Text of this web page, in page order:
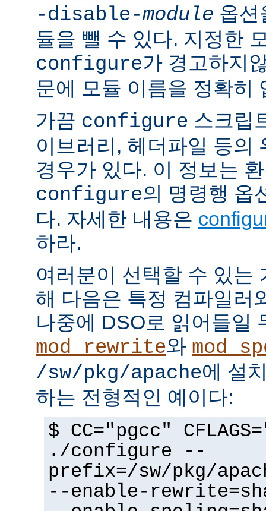
-disable-module 옵션
듈을 뺄 수 있다. 지정한
configure가 경고하지
문에 모듈 이름을 정확히
가끔 configure 스크립
이브러리, 헤더파일 등의
경우가 있다. 이 정보는
configure의 명령행 옵
다. 자세한 내용은
하라.
여러분이 선택할 수 있는
해 다음은 특정 컴파일러
나중에 DSO로 읽어들일
mod_rewrite와
/sw/pkg/apache에 설
하는 전형적인 예이다:
$ CC="pgcc"
./configure --
prefix=/sw/pkg/
--enable-